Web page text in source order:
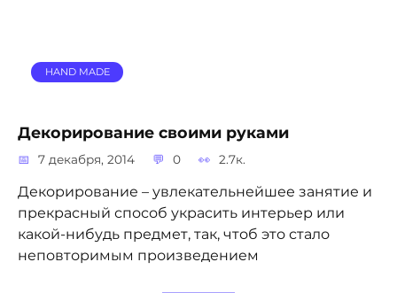
HAND MADE
Декорирование своими руками
7 декабря, 2014 0 2.7к.
Декорирование – увлекательнейшее занятие и
прекрасный способ украсить интерьер или
какой-нибудь предмет, так, чтоб это стало
неповторимым произведением